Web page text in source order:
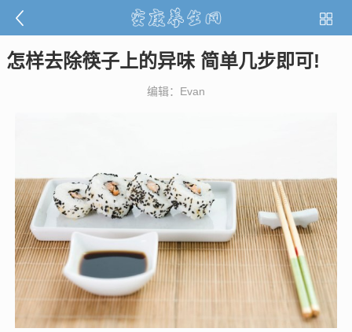
怎样去除筷子上的异味 简单几步即可!
编辑：Evan